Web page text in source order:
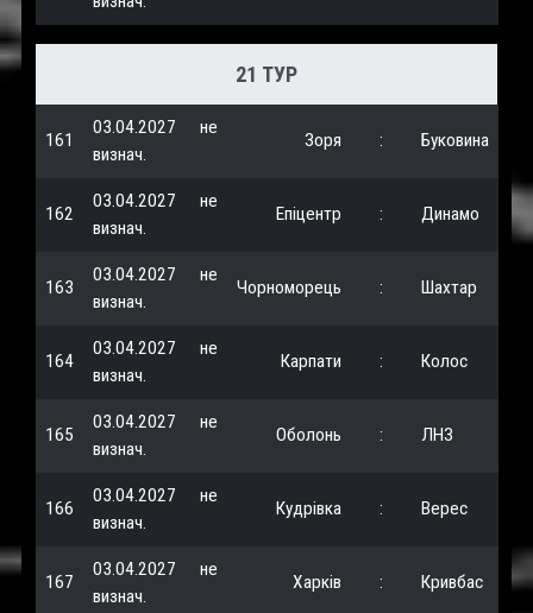
21 ТУР
161
03.04.2027
не
визнач.
Зоря : Буковина
162
03.04.2027
не
визнач.
Епіцентр : Динамо
163
03.04.2027
не
визнач.
Чорноморець : Шахтар
164
03.04.2027
не
визнач.
Карпати : Колос
165
03.04.2027
не
визнач.
Оболонь : ЛНЗ
166
03.04.2027
не
визнач.
Кудрівка : Верес
167
03.04.2027
не
визнач.
Харків : Кривбас